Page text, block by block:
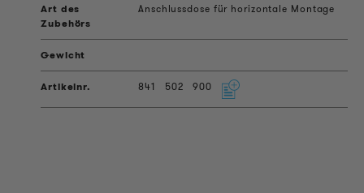
Anschlussdose für horizontale Montage
841 502 900